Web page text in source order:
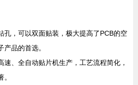
孔，可以双面贴装，极大提高了PCB的空
品的首选。
速、全自动贴片机生产，工艺流程简化，